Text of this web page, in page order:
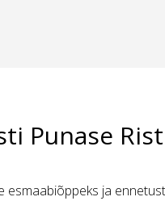
Punase
esmaabiõppeks ja